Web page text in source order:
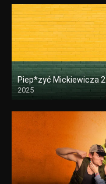
Piep*zyć Mickiewicza 2
2025